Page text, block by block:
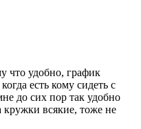
что удобно, график
есть кому сидеть с
до сих пор так удобно
кружки всякие, тоже не